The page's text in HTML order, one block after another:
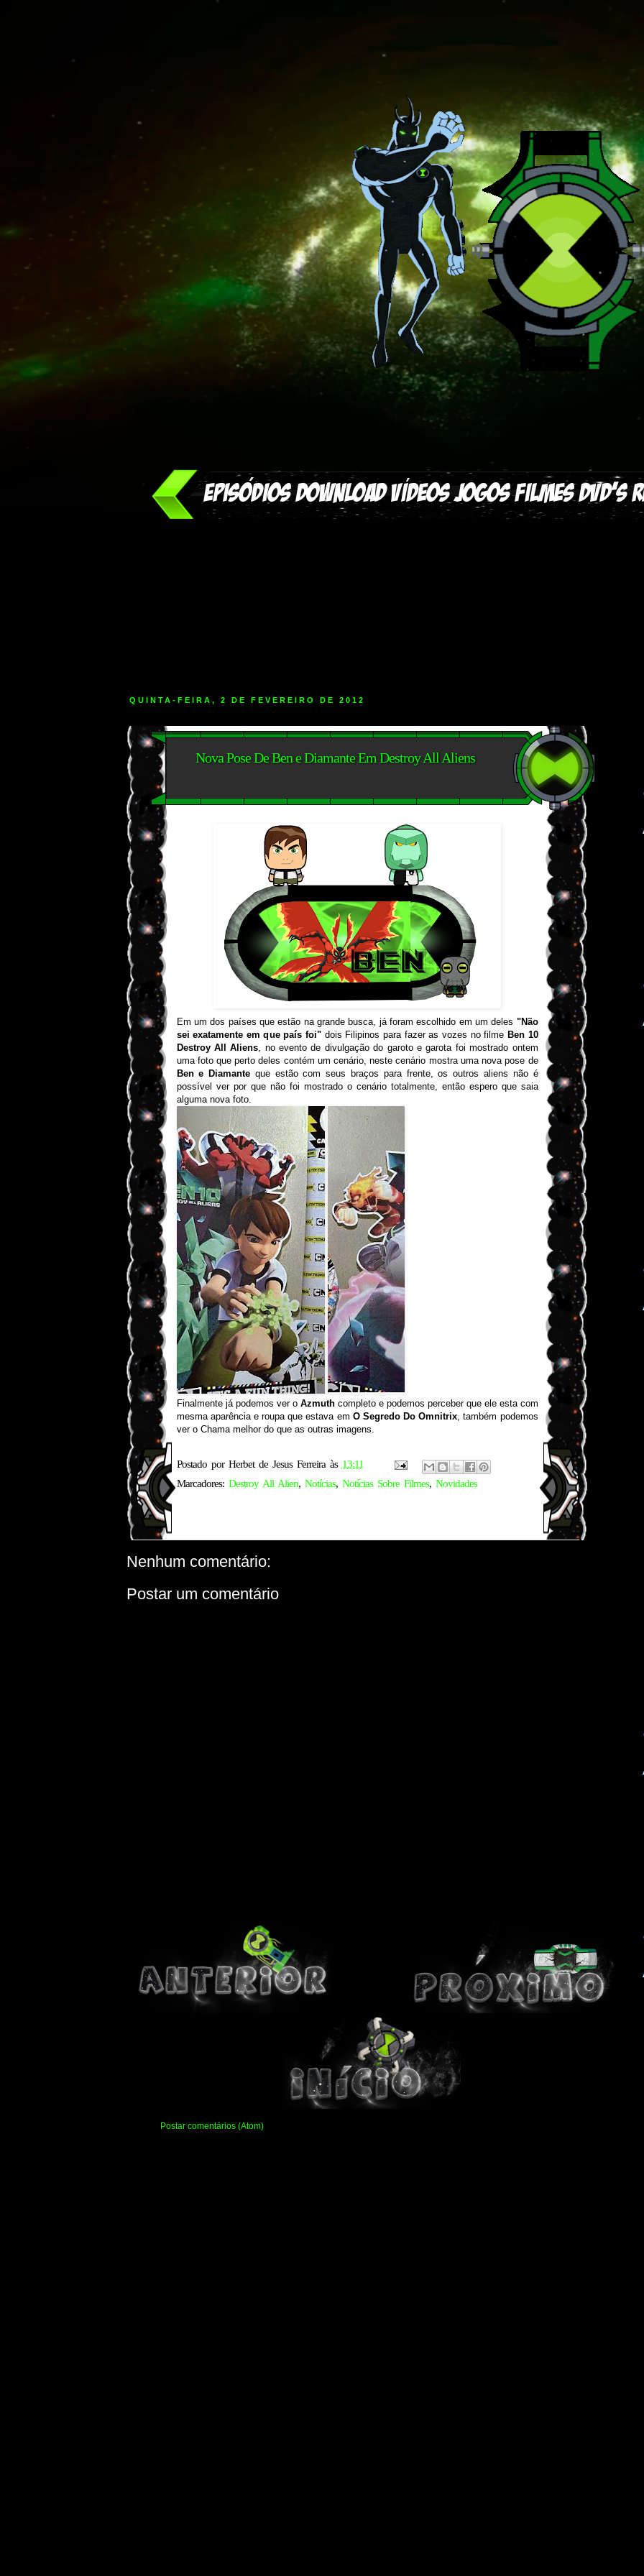
QUINTA-FEIRA, 2 DE FEVEREIRO DE 2012
Nova Pose De Ben e Diamante Em Destroy All Aliens
Em um dos países que estão na grande busca, já foram escolhido em um deles "Não
sei exatamente em que país foi"dois Filipinos para fazer as vozes no filme Ben 10
Destroy All Aliens, no evento de divulgação do garoto e garota foi mostrado ontem
uma foto que perto deles contém um cenário, neste cenário mostra uma nova pose de
Ben e Diamante que estão com seus braços para frente, os outros aliens não é
possível ver por que não foi mostrado o cenário totalmente, então espero que saia
alguma nova foto.
Finalmente já podemos ver o Azmuthcompleto e podemos perceber que ele esta com
mesma aparência e roupa que estava em O Segredo Do Omnitrix, também podemos
ver o Chama melhor do que as outras imagens.
Postado por Herbet de Jesus Ferreira às 13:11
Marcadores: Destroy All Alien, Notícias, Notícias Sobre Filmes, Novidades
Nenhum comentário:
Postar um comentário
Postar comentários (Atom)